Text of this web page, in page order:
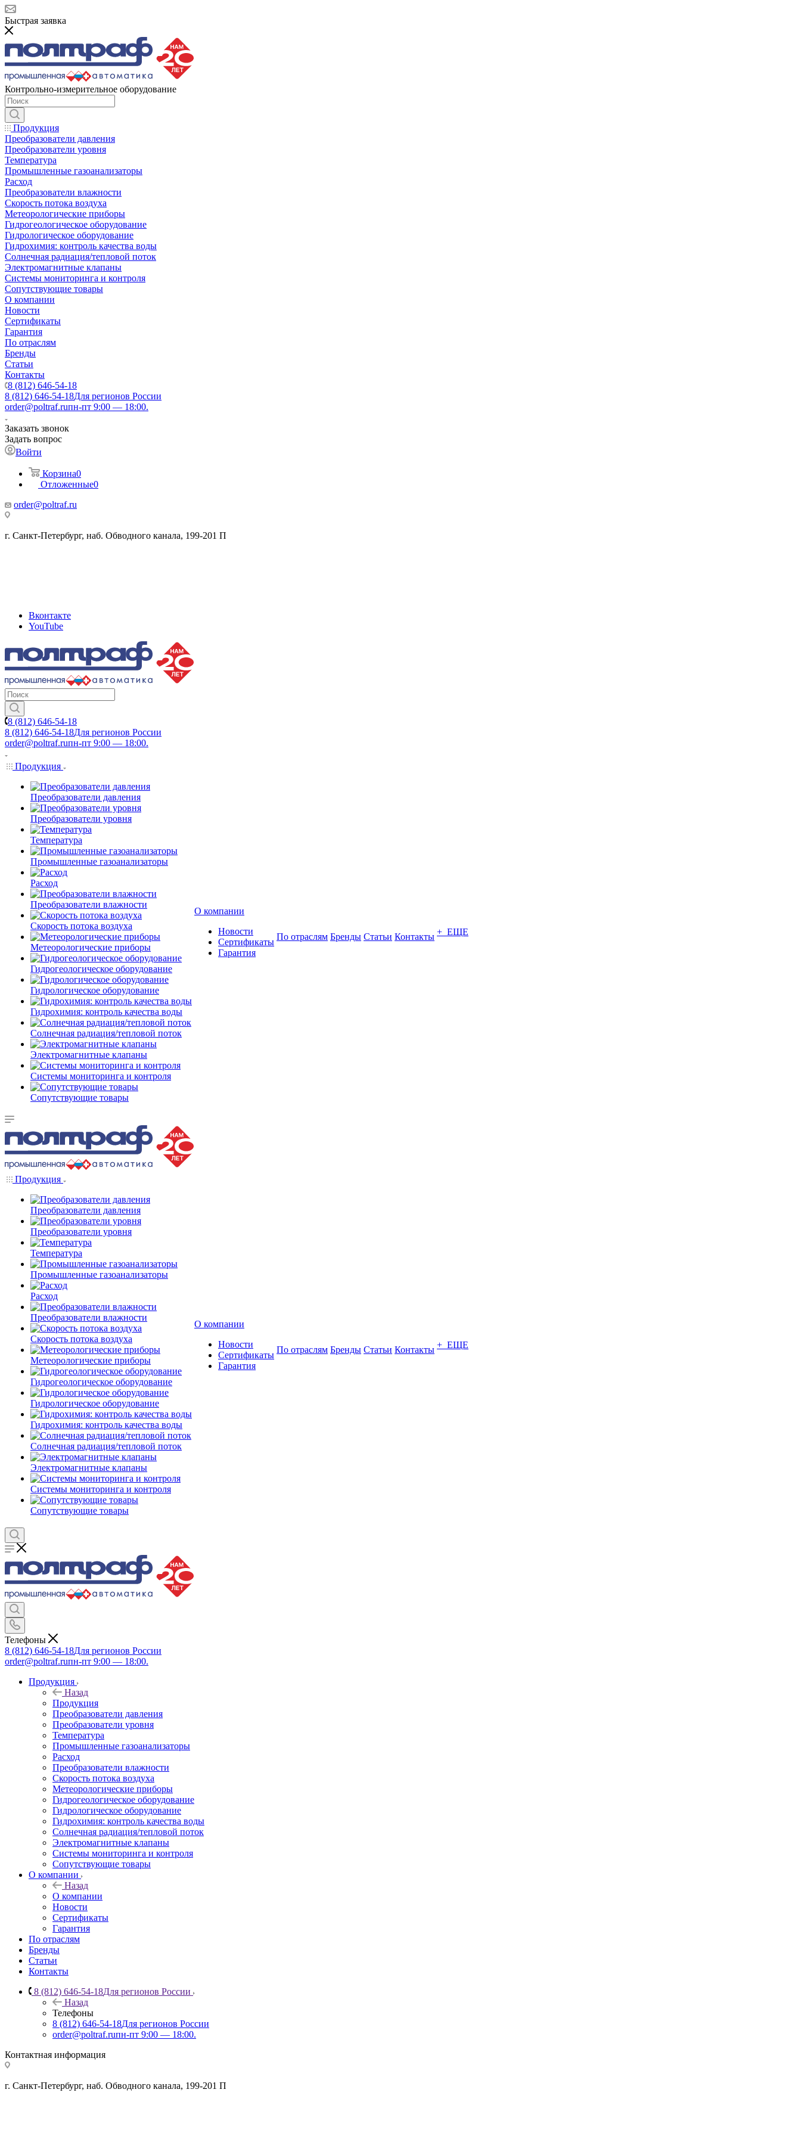
Быстрая заявка
Контрольно-измерительное оборудование
Продукция
Преобразователи давления
Преобразователи уровня
Температура
Промышленные газоанализаторы
Расход
Преобразователи влажности
Скорость потока воздуха
Метеорологические приборы
Гидрогеологическое оборудование
Гидрологическое оборудование
Гидрохимия: контроль качества воды
Солнечная радиация/тепловой поток
Электромагнитные клапаны
Системы мониторинга и контроля
Сопутствующие товары
О компании
Новости
Сертификаты
Гарантия
По отраслям
Бренды
Статьи
Контакты
8 (812) 646-54-18
8 (812) 646-54-18Для регионов России
order@poltraf.ruпн-пт 9:00 — 18:00.
Заказать звонок
Задать вопрос
Войти
Корзина0
Отложенные0
order@poltraf.ru
г. Санкт-Петербург, наб. Обводного канала, 199-201 П
Вконтакте
YouTube
8 (812) 646-54-18
8 (812) 646-54-18Для регионов России
order@poltraf.ruпн-пт 9:00 — 18:00.
Продукция
Преобразователи давления
Преобразователи уровня
Температура
Промышленные газоанализаторы
Расход
Преобразователи влажности
Скорость потока воздуха
Метеорологические приборы
Гидрогеологическое оборудование
Гидрологическое оборудование
Гидрохимия: контроль качества воды
Солнечная радиация/тепловой поток
Электромагнитные клапаны
Системы мониторинга и контроля
Сопутствующие товары
О компании
Новости
Сертификаты
Гарантия
По отраслям Бренды Статьи Контакты + ЕЩЕ
Продукция
Преобразователи давления
Преобразователи уровня
Температура
Промышленные газоанализаторы
Расход
Преобразователи влажности
Скорость потока воздуха
Метеорологические приборы
Гидрогеологическое оборудование
Гидрологическое оборудование
Гидрохимия: контроль качества воды
Солнечная радиация/тепловой поток
Электромагнитные клапаны
Системы мониторинга и контроля
Сопутствующие товары
О компании
Новости
Сертификаты
Гарантия
По отраслям Бренды Статьи Контакты + ЕЩЕ
Телефоны
8 (812) 646-54-18Для регионов России
order@poltraf.ruпн-пт 9:00 — 18:00.
Продукция
Назад
Продукция
Преобразователи давления
Преобразователи уровня
Температура
Промышленные газоанализаторы
Расход
Преобразователи влажности
Скорость потока воздуха
Метеорологические приборы
Гидрогеологическое оборудование
Гидрологическое оборудование
Гидрохимия: контроль качества воды
Солнечная радиация/тепловой поток
Электромагнитные клапаны
Системы мониторинга и контроля
Сопутствующие товары
О компании
Назад
О компании
Новости
Сертификаты
Гарантия
По отраслям
Бренды
Статьи
Контакты
8 (812) 646-54-18Для регионов России
Назад
Телефоны
8 (812) 646-54-18Для регионов России
order@poltraf.ruпн-пт 9:00 — 18:00.
Контактная информация
г. Санкт-Петербург, наб. Обводного канала, 199-201 П